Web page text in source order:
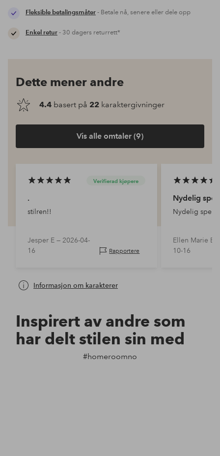
Fleksible betalingsmåter- Betale nå, senere eller dele opp
Enkel retur- 30 dagers returrett*
Dette mener andre
4.4 basert på 22 karaktergivninger
Vis alle omtaler (9)
Verifierad kjøpere
.
stilren!!
Jesper E — 2026-04-
16
Rapportere
Nydelig speil
Nydelig speil.
Ellen Marie E
10-16
Informasjon om karakterer
Inspirert av andre som
har delt stilen sin med
#homeroomno